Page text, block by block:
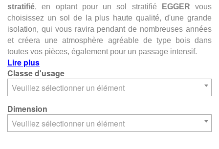
stratifié, en optant pour un sol stratifié EGGER vous
choisissez un sol de la plus haute qualité, d'une grande
isolation, qui vous ravira pendant de nombreuses années
et créera une atmosphère agréable de type bois dans
toutes vos pièces, également pour un passage intensif.
Lire plus
Classe d'usage
Veuillez sélectionner un élément
Dimension
Veuillez sélectionner un élément